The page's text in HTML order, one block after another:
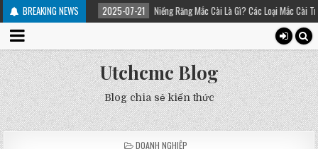
BREAKING NEWS
trị 2025-07-21 Niềng Răng Mắc Cài Là Gì? Các Loại Mắc Cài Trong Niềng
Utchcmc Blog
Blog chia sẻ kiến thức
POSTED
DOANH NGHIỆP